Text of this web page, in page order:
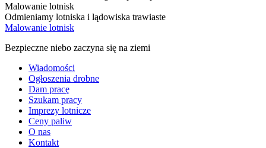
Malowanie lotnisk
Odmieniamy lotniska i lądowiska trawiaste
Malowanie lotnisk
Bezpieczne niebo zaczyna się na ziemi
Wiadomości
Ogłoszenia drobne
Dam pracę
Szukam pracy
Imprezy lotnicze
Ceny paliw
O nas
Kontakt